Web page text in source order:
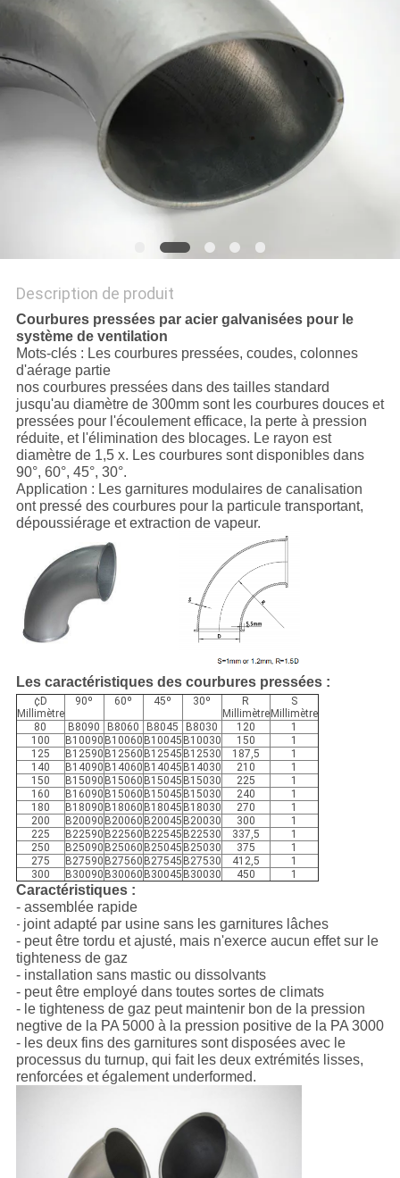
PLAN
DU
PRIVACY
Description de produit
Courbures pressées par acier galvanisées pour le
système de ventilation
Mots-clés : Les courbures pressées, coudes, colonnes
d'aérage partie
nos courbures pressées dans des tailles standard
jusqu'au diamètre de 300mm sont les courbures douces et
pressées pour l'écoulement efficace, la perte à pression
réduite, et l'élimination des blocages. Le rayon est
diamètre de 1,5 x. Les courbures sont disponibles dans
90°, 60°, 45°, 30°.
Application : Les garnitures modulaires de canalisation
ont pressé des courbures pour la particule transportant,
dépoussiérage et extraction de vapeur.
Les caractéristiques des courbures pressées :
¢D
Millimètre
90º 60º 45º 30º
R
Millimètre
S
Millimètre
80
B8090 B8060 B8045 B8030 120
1
100
B10090 B10060 B10045 B10030 150
1
125
B12590 B12560 B12545 B12530 187,5
1
140
B14090 B14060 B14045 B14030 210
1
150
B15090 B15060 B15045 B15030 225
1
160
B16090 B15060 B15045 B15030 240
1
180
B18090 B18060 B18045 B18030 270
1
200
B20090 B20060 B20045 B20030 300
1
225
B22590 B22560 B22545 B22530 337,5
1
250
B25090 B25060 B25045 B25030 375
1
275
B27590 B27560 B27545 B27530 412,5
1
300
B30090 B30060 B30045 B30030 450 1
Caractéristiques :
- assemblée rapide
- joint adapté par usine sans les garnitures lâches
- peut être tordu et ajusté, mais n'exerce aucun effet sur le
tighteness de gaz
- installation sans mastic ou dissolvants
- peut être employé dans toutes sortes de climats
- le tighteness de gaz peut maintenir bon de la pression
negtive de la PA 5000 à la pression positive de la PA 3000
- les deux fins des garnitures sont disposées avec le
processus du turnup, qui fait les deux extrémités lisses,
renforcées et également underformed.